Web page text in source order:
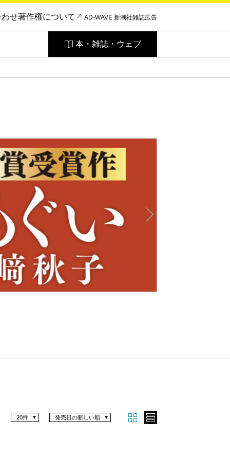
せ著作権について AD-WAVE 新潮社雑誌広告
本・雑誌・ウェブ
発売日の新しい順
20件